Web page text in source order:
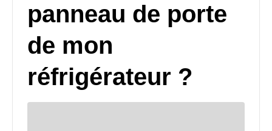
panneau de porte
de mon
réfrigérateur ?